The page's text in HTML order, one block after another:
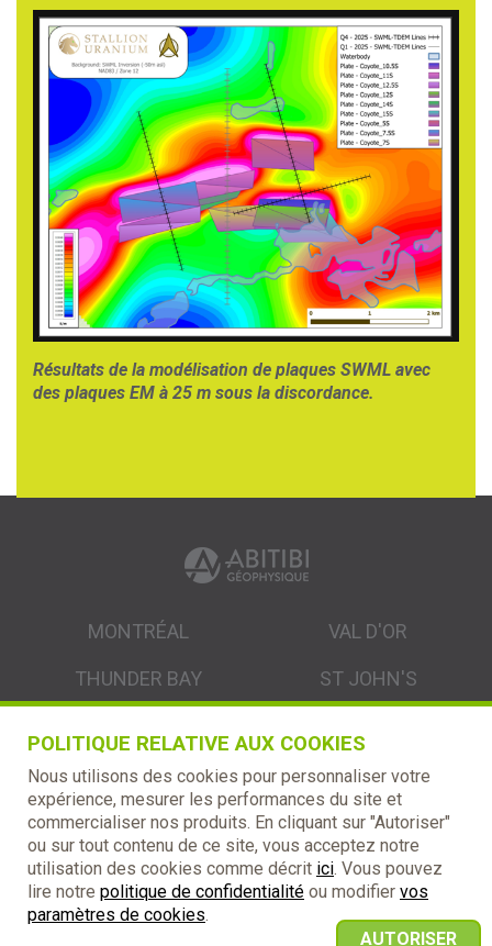
Résultats de la modélisation de plaques SWML avec
des plaques EM à 25 m sous la discordance.
MONTRÉAL VAL D'OR
THUNDER BAY ST JOHN'S
SUIVEZ-NOUS
© Abitibi Géophysique 2026 Tous droits réservés
POLITIQUE RELATIVE AUX COOKIES
Nous utilisons des cookies pour personnaliser votre
expérience, mesurer les performances du site et
commercialiser nos produits. En cliquant sur "Autoriser"
ou sur tout contenu de ce site, vous acceptez notre
utilisation des cookies comme décrit ici. Vous pouvez
lire notre politique de confidentialité ou modifier vos
paramètres de cookies.
AUTORISER